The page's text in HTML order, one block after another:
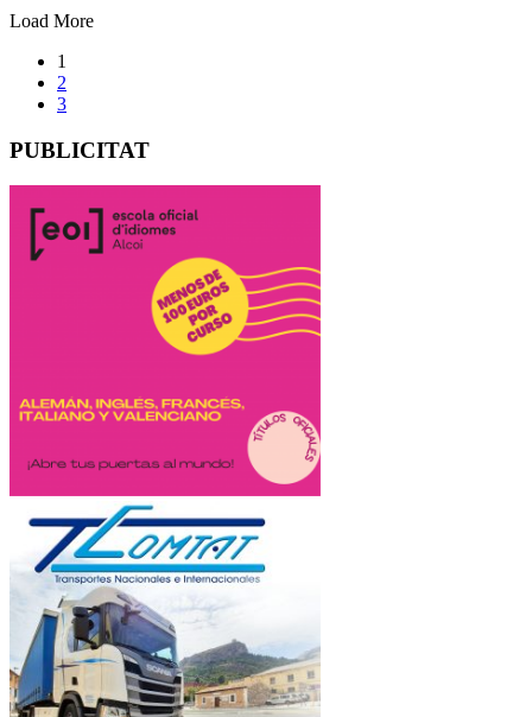
Load More
1
2
3
PUBLICITAT